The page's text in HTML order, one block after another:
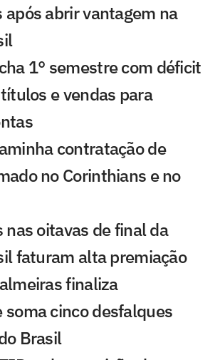
após abrir vantagem na
1° semestre com déficit
e vendas para
contratação de
no Corinthians e no
nas oitavas de final da
faturam alta premiação
finaliza
soma cinco desfalques
Brasil